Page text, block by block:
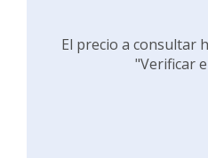
El precio a consultar
"Verificar